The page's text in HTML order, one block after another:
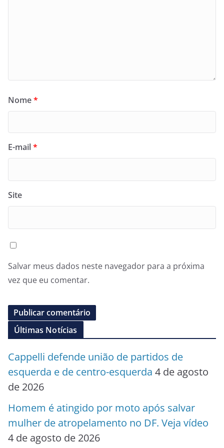
Nome*
E-mail*
Site
Salvar meus dados neste navegador para a próxima
vez que eu comentar.
Últimas Notícias
Cappelli defende união de partidos de
esquerda e de centro-esquerda 4 de agosto
de 2026
Homem é atingido por moto após salvar
mulher de atropelamento no DF. Veja vídeo
4 de agosto de 2026